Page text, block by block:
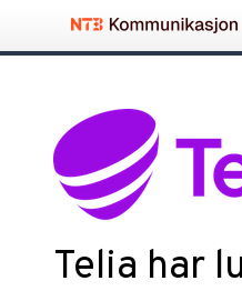
Telia har